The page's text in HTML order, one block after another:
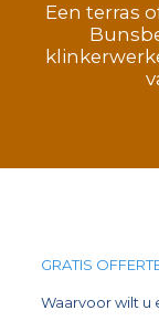
Een terras
GRATIS
Waarvoor wilt u